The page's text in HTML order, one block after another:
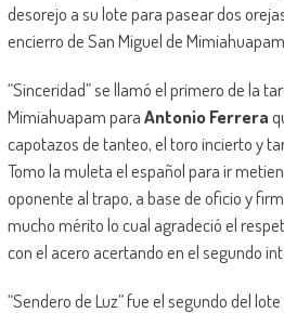
desorejo a su lote para pasear dos
encierro de San Miguel de Mimiahuapam.
“Sinceridad” se llamó el primero de la
Mimiahuapam paraAntonio Ferrera
capotazos de tanteo, el toro incierto y
Tomo la muleta el español para ir
oponente al trapo, a base de oficio y
mucho mérito lo cual agradeció el
con el acero acertando en el segundo
“Sendero de Luz” fue el segundo del lote